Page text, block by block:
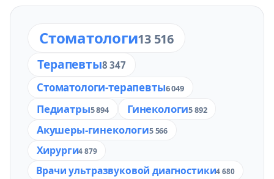
Стоматологи13 516
Терапевты8 347
Стоматологи-терапевты6 049
Педиатры5 894 Гинекологи5 892
Акушеры-гинекологи5 566
Хирурги4 879
Врачи ультразвуковой диагностики4 680